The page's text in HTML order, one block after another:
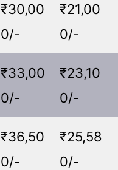
₹30,00
0/-
₹21,00
0/-
₹33,00
0/-
₹23,10
0/-
₹36,50
0/-
₹25,58
0/-